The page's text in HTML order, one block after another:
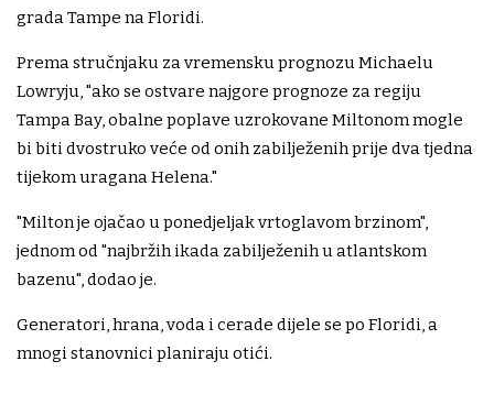
grada Tampe na Floridi.
Prema stručnjaku za vremensku prognozu Michaelu
Lowryju, "ako se ostvare najgore prognoze za regiju
Tampa Bay, obalne poplave uzrokovane Miltonom mogle
bi biti dvostruko veće od onih zabilježenih prije dva tjedna
tijekom uragana Helena."
"Milton je ojačao u ponedjeljak vrtoglavom brzinom",
jednom od "najbržih ikada zabilježenih u atlantskom
bazenu", dodao je.
Generatori, hrana, voda i cerade dijele se po Floridi, a
mnogi stanovnici planiraju otići.